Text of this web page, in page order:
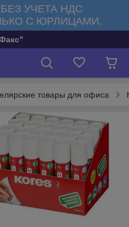
УЧЕТА НДС
С ЮРЛИЦАМИ.
товары для офиса